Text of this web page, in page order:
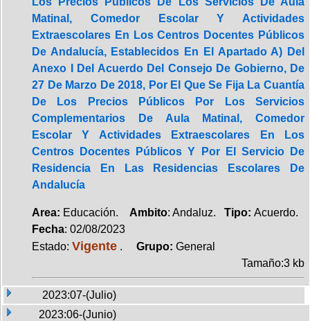
Matinal, Comedor Escolar Y Actividades
Extraescolares En Los Centros Docentes Públicos
De Andalucía, Establecidos En El Apartado A) Del
Anexo I Del Acuerdo Del Consejo De Gobierno, De
27 De Marzo De 2018, Por El Que Se Fija La Cuantía
De Los Precios Públicos Por Los Servicios
Complementarios De Aula Matinal, Comedor
Escolar Y Actividades Extraescolares En Los
Centros Docentes Públicos Y Por El Servicio De
Residencia En Las Residencias Escolares De
Andalucía
Area: Educación. Ambito: Andaluz. Tipo: Acuerdo.
Fecha: 02/08/2023
Estado: Vigente . Grupo: General
Tamaño:3 kb
2023:07-(Julio)
2023:06-(Junio)